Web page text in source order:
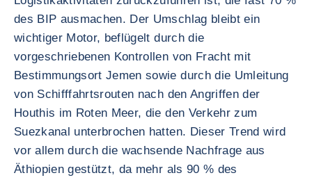
des BIP ausmachen. Der Umschlag bleibt ein
wichtiger Motor, beflügelt durch die
vorgeschriebenen Kontrollen von Fracht mit
Bestimmungsort Jemen sowie durch die Umleitung
von Schifffahrtsrouten nach den Angriffen der
Houthis im Roten Meer, die den Verkehr zum
Suezkanal unterbrochen hatten. Dieser Trend wird
vor allem durch die wachsende Nachfrage aus
Äthiopien gestützt, da mehr als 90 % des